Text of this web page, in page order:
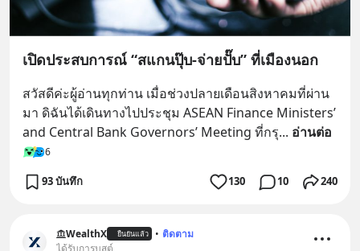
เปิดประสบการณ์ “สแกนปุ๊บ-จ่ายปั๊บ” ที่เมืองนอก
สวัสดีค่ะผู้อ่านทุกท่าน เมื่อช่วงปลายเดือนสิงหาคมที่ผ่าน
มา ดิฉันได้เดินทางไปประชุม ASEAN Finance Ministers’
and Central Bank Governors’ Meeting ที่กรุ... อ่านต่อ
6
93 บันทึก 130 10 240
WealthX ยืนยันแล้ว • ติดตาม
ได้รับการบูสต์